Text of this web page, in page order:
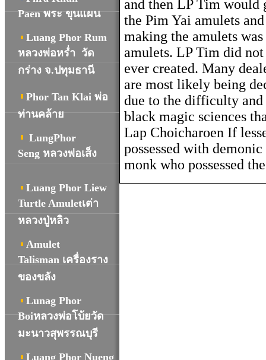
Paen พระ ขุนแผน
Luang Phor Rum
หลวงพ่อหร่ำ วัด
กร่าง จ.ปทุมธานี
Phor Tan Klai พ่อ
ท่านคล้าย
LungPhor
Seng หลวงพ่อเส็ง
Luang Phor Liew
Turtle Amuletเต่า
หลวงปู่หลิว
Amulet
Talisman เครื่องราง
ของขลัง
Lunag Phor
Boiหลวงพ่อโบ้ยวัด
มะนาวสุพรรณบุรี
Luang Phor Nueng
and then LP Tim would
the Pim Yai amulets
making the amulets
amulets. LP Tim did
ever created. Many
are most likely being
due to the difficulty and
black magic sciences
Lap Choicharoen If
possessed with
monk who possessed